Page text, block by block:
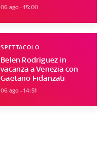
06 ago - 15:00
Belen Rodriguez in
vacanza a Venezia con
Gaetano Fidanzati
SPETTACOLO
06 ago - 14:51